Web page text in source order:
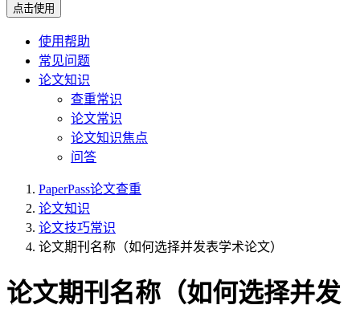
点击使用
使用帮助
常见问题
论文知识
查重常识
论文常识
论文知识焦点
问答
PaperPass论文查重
论文知识
论文技巧常识
论文期刊名称（如何选择并发表学术论文）
论文期刊名称（如何选择并发